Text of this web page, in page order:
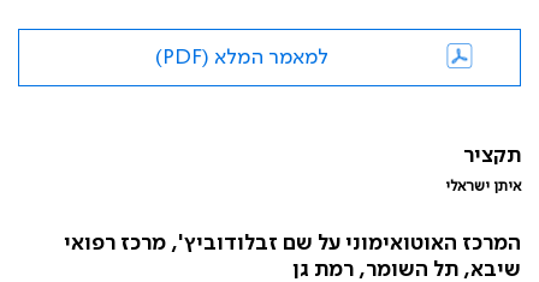
למאמר המלא (PDF)
תקציר
איתן ישראלי
המרכז האוטואימוני על שם זבלודוביץ', מרכז רפואי
שיבא, תל השומר, רמת גן